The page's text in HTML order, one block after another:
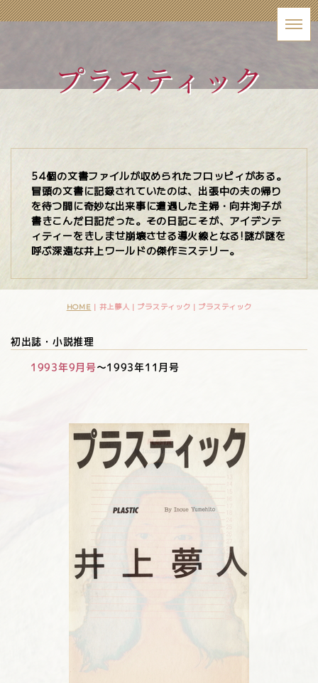
プラスティック
54個の文書ファイルが収められたフロッピィがある。
冒頭の文書に記録されていたのは、出張中の夫の帰り
を待つ間に奇妙な出来事に遭遇した主婦・向井洵子が
書きこんだ日記だった。その日記こそが、アイデンテ
ィティーをきしませ崩壊させる導火線となる!謎が謎を
呼ぶ深遠な井上ワールドの傑作ミステリー。
HOME | 井上夢人 | プラスティック | プラスティック
初出誌・小説推理
1993年9月号～1993年11月号